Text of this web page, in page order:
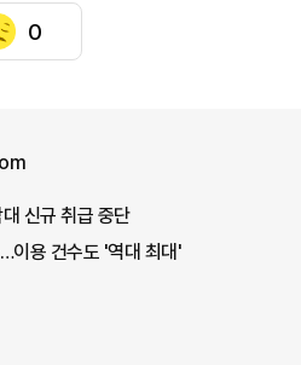
0
신규 취급 중단
이용 건수도 '역대 최대'